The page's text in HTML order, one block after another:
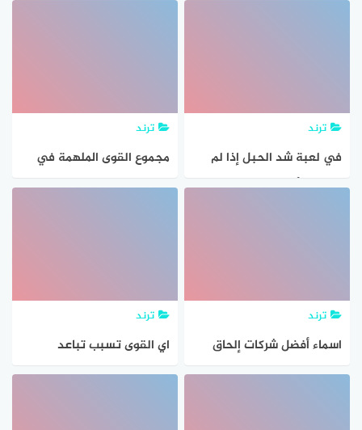
ترند
في لعبة شد الحبل إذا لم
يستطع أي الفريقين سحب
ترند
مجموع القوى الملهمة في
جسم ما،
ترند
اسماء أفضل شركات إلحاق
العمالة المصرية بالخارج
ترند
اي القوى تسبب تباعد
الصفائح؟؟